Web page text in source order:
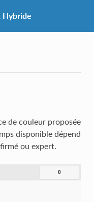
Hybride
de couleur proposée
disponible dépend
ou expert.